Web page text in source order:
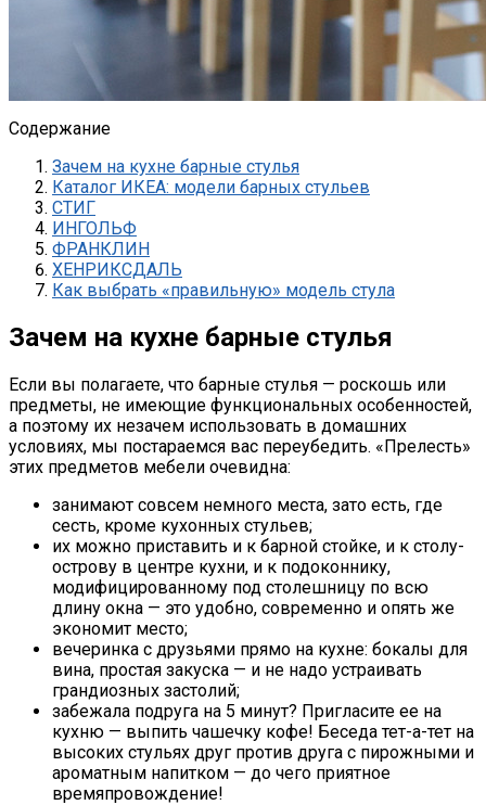
Содержание
Зачем на кухне барные стулья
Каталог ИКЕА: модели барных стульев
СТИГ
ИНГОЛЬФ
ФРАНКЛИН
ХЕНРИКСДАЛЬ
Как выбрать «правильную» модель стула
Зачем на кухне барные стулья
Если вы полагаете, что барные стулья — роскошь или
предметы, не имеющие функциональных особенностей,
а поэтому их незачем использовать в домашних
условиях, мы постараемся вас переубедить. «Прелесть»
этих предметов мебели очевидна:
занимают совсем немного места, зато есть, где
сесть, кроме кухонных стульев;
их можно приставить и к барной стойке, и к столу-
острову в центре кухни, и к подоконнику,
модифицированному под столешницу по всю
длину окна — это удобно, современно и опять же
экономит место;
вечеринка с друзьями прямо на кухне: бокалы для
вина, простая закуска — и не надо устраивать
грандиозных застолий;
забежала подруга на 5 минут? Пригласите ее на
кухню — выпить чашечку кофе! Беседа тет-а-тет на
высоких стульях друг против друга с пирожными и
ароматным напитком — до чего приятное
времяпровождение!